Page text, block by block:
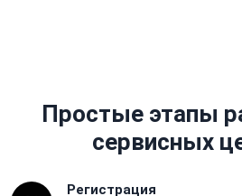
Простые этапы
сервисных
Регистрация